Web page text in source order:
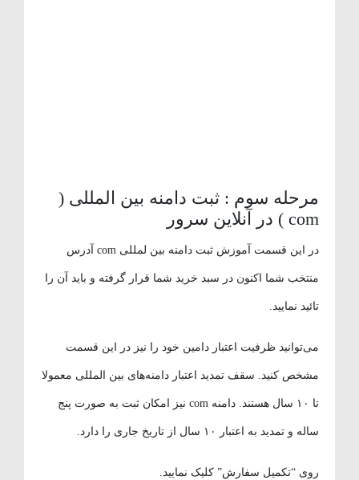
مرحله سوم : ثبت دامنه بین المللی (
com ) در آنلاین سرور
در این قسمت آموزش ثبت دامنه بین لمللی com آدرس
منتخب شما اکنون در سبد خرید شما قرار گرفته و باید آن را
تائید نمایید.
می‌توانید ظرفیت اعتبار دامین خود را نیز در این قسمت
مشخص کنید. سقف تمدید اعتبار دامنه‌های بین المللی معمولا
تا ۱۰ سال هستند. دامنه com نیز امکان ثبت به صورت پنج
ساله و تمدید به اعتبار ۱۰ سال از تاریخ جاری را دارد.
روی “تکمیل سفارش” کلیک نمایید.